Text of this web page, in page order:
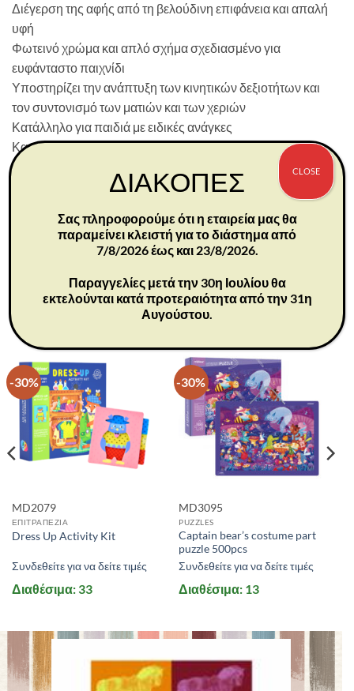
Διέγερση της αφής από τη βελούδινη επιφάνεια και απαλή
υφή
Φωτεινό χρώμα και απλό σχήμα σχεδιασμένο για
ευφάνταστο παιχνίδι
Υποστηρίζει την ανάπτυξη των κινητικών δεξιοτήτων και
τον συντονισμό των ματιών και των χεριών
Κατάλληλο για παιδιά με ειδικές ανάγκες
Κατασκευασμένο από φυσικό αφρό καουτσούκ, αυτό το
παιχνίδι χρησιμοποιεί βιώσιμα και φιλικά προς το
Διαστάσεις: 18×12.5×13 εκ
Περιεχόμενα: Ένα όχημα παιχνίδι
ΣΧΕΤΙΚΆ ΠΡΟΪΌΝΤΑ
-30%
MD2079
ΕΠΙΤΡΑΠΕΖΙΑ
Dress Up Activity Kit
Συνδεθείτε για να δείτε τιμές
Διαθέσιμα: 33
-30%
MD3095
PUZZLES
Captain bear’s costume part
puzzle 500pcs
Συνδεθείτε για να δείτε τιμές
Διαθέσιμα: 13
ΔΙΑΚΟΠΕΣ
Σας πληροφορούμε ότι η εταιρεία μας θα
παραμείνει κλειστή για το διάστημα από
7/8/2026 έως και 23/8/2026.
Παραγγελίες μετά την 30η Ιουλίου θα
εκτελούνται κατά προτεραιότητα από την 31η
Αυγούστου.
CLOSE